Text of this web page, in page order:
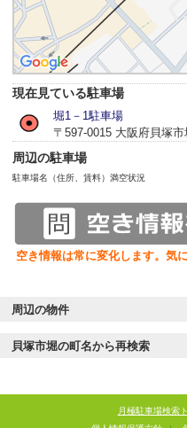
現在見ている駐車場
堀1－1駐車場
〒597-0015 大阪府貝塚
周辺の駐車場
駐車場名（住所、賃料） 満空状況
空き情報は常に変化します。気
周辺の物件
貝塚市堀の町名から再検索
月極駐車場検索